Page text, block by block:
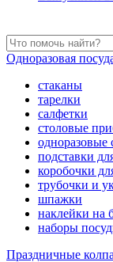
Одноразовая
стаканы
тарелки
салфетки
столовые
одноразовые
подставки
коробочки
трубочки и
шпажки
наклейки на
наборы
Праздничные